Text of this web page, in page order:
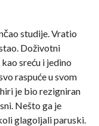
studije. Vratio
Doživotni
sreću i jedino
raspuće u svom
je bio rezigniran
Nešto ga je
glagoljali paruski.